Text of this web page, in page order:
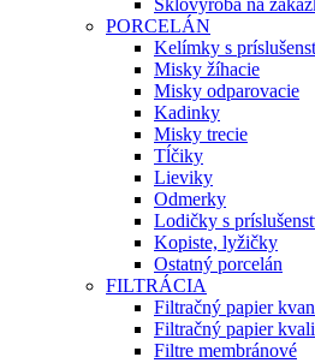
Sklovýroba na
PORCELÁN
Kelímky s
Misky žíhacie
Misky odparovacie
Kadinky
Misky trecie
Tĺčiky
Lieviky
Odmerky
Lodičky s
Kopiste, lyžičky
Ostatný porcelán
FILTRÁCIA
Filtračný papier
Filtračný papier
Filtre membránové